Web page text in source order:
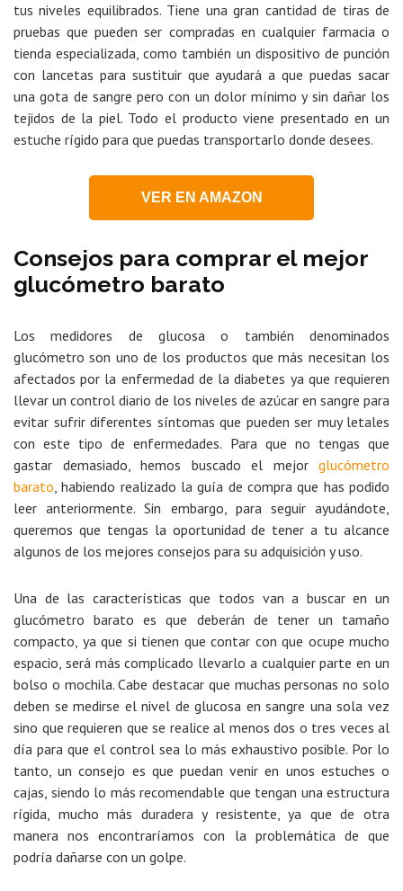
tus niveles equilibrados. Tiene una gran cantidad de tiras de
pruebas que pueden ser compradas en cualquier farmacia o
tienda especializada, como también un dispositivo de punción
con lancetas para sustituir que ayudará a que puedas sacar
una gota de sangre pero con un dolor mínimo y sin dañar los
tejidos de la piel. Todo el producto viene presentado en un
estuche rígido para que puedas transportarlo donde desees.
VER EN AMAZON
Consejos para comprar el mejor
glucómetro barato
Los medidores de glucosa o también denominados
glucómetro son uno de los productos que más necesitan los
afectados por la enfermedad de la diabetes ya que requieren
llevar un control diario de los niveles de azúcar en sangre para
evitar sufrir diferentes síntomas que pueden ser muy letales
con este tipo de enfermedades. Para que no tengas que
gastar demasiado, hemos buscado el mejor glucómetro
barato, habiendo realizado la guía de compra que has podido
leer anteriormente. Sin embargo, para seguir ayudándote,
queremos que tengas la oportunidad de tener a tu alcance
algunos de los mejores consejos para su adquisición y uso.
Una de las características que todos van a buscar en un
glucómetro barato es que deberán de tener un tamaño
compacto, ya que si tienen que contar con que ocupe mucho
espacio, será más complicado llevarlo a cualquier parte en un
bolso o mochila. Cabe destacar que muchas personas no solo
deben se medirse el nivel de glucosa en sangre una sola vez
sino que requieren que se realice al menos dos o tres veces al
día para que el control sea lo más exhaustivo posible. Por lo
tanto, un consejo es que puedan venir en unos estuches o
cajas, siendo lo más recomendable que tengan una estructura
rígida, mucho más duradera y resistente, ya que de otra
manera nos encontraríamos con la problemática de que
podría dañarse con un golpe.